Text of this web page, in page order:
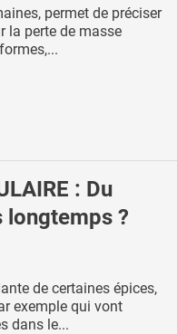
permet de préciser
la perte de masse
: Du
longtemps ?
de certaines épices,
exemple qui vont
dans le...